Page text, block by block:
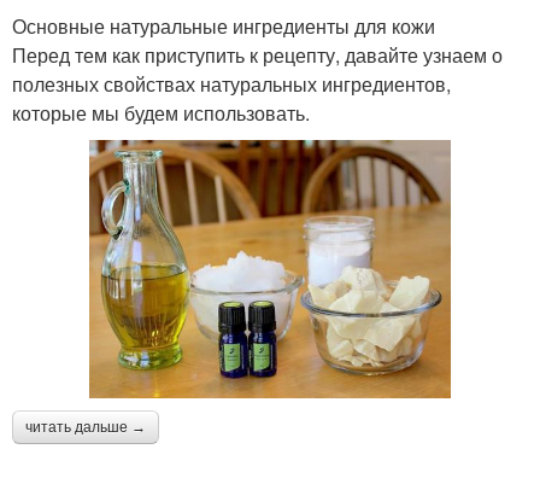
Основные натуральные ингредиенты для кожи
Перед тем как приступить к рецепту, давайте узнаем о
полезных свойствах натуральных ингредиентов,
которые мы будем использовать.
читать дальше →